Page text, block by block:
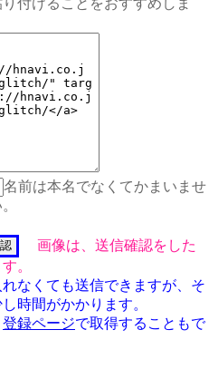
名前は本名でなくてかまいませ
画像は、送信確認をした
。
なくても送信できますが、そ
時間がかかります。
登録ページで取得することもで